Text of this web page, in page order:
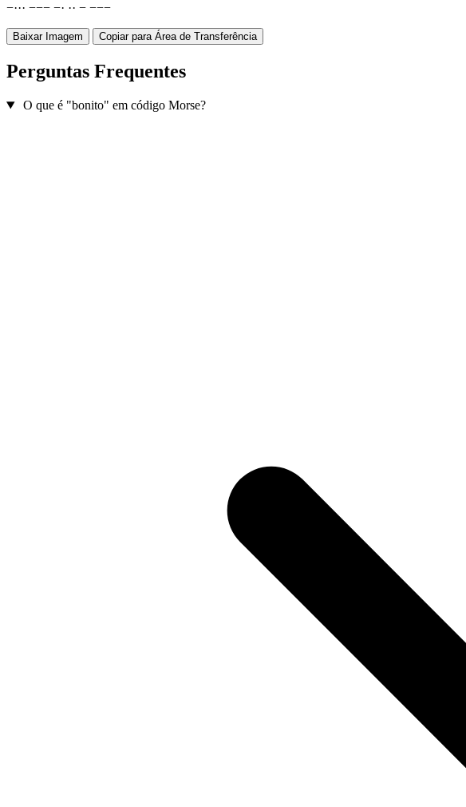
−··· −−− −· ·· − −−−
Baixar Imagem Copiar para Área de Transferência
Perguntas Frequentes
O que é "bonito" em código Morse?